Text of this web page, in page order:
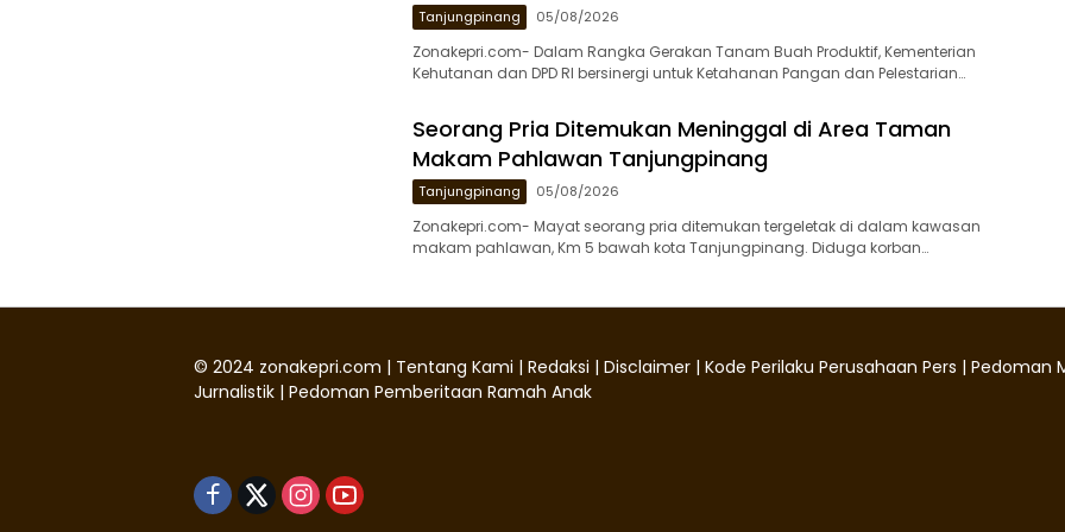
Tanjungpinang 05/08/2026
Zonakepri.com- Dalam Rangka Gerakan Tanam Buah Produktif, Kementerian
Kehutanan dan DPD RI bersinergi untuk Ketahanan Pangan dan Pelestarian…
Seorang Pria Ditemukan Meninggal di Area Taman
Makam Pahlawan Tanjungpinang
Tanjungpinang 05/08/2026
Zonakepri.com- ‎Mayat seorang pria ditemukan tergeletak di dalam kawasan
makam pahlawan, Km 5 bawah kota Tanjungpinang. Diduga korban…
© 2024 zonakepri.com | Tentang Kami | Redaksi | Disclaimer | Kode Perilaku Perusahaan Pers | Pedoman
Jurnalistik | Pedoman Pemberitaan Ramah Anak